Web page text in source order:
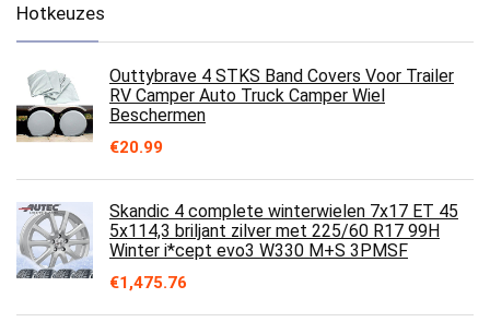
Hotkeuzes
Outtybrave 4 STKS Band Covers Voor Trailer
RV Camper Auto Truck Camper Wiel
Beschermen
€20.99
Skandic 4 complete winterwielen 7x17 ET 45
5x114,3 briljant zilver met 225/60 R17 99H
Winter i*cept evo3 W330 M+S 3PMSF
€1,475.76